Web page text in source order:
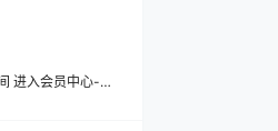
的设置中为您的账号绑定邮箱!